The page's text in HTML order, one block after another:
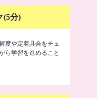
(5分)
度や定着具合をチェ
ら学習を進めること